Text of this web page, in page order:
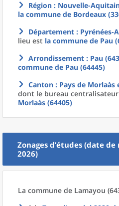
Région : Nouvelle-
la commune de Bordeaux
Département : Pyrénées-
lieu est la commune de Pau
Arrondissement : Pau
commune de Pau (64445)
Canton : Pays de Morlaàs
dont le bureau
Morlaàs (64405)
Zonages d’études (date
2026)
La commune de Lamayou